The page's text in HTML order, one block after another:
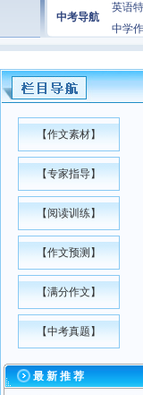
中考导航
英语
中学
【作文素材】
【专家指导】
【 阅读训练】
【作文预测 】
【满分作文 】
【中考真题 】
最 新 推 荐